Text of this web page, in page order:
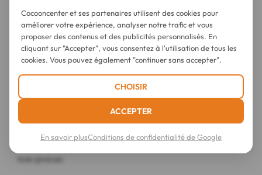
Cocooncenter et ses partenaires utilisent des cookies pour
améliorer votre expérience, analyser notre trafic et vous
proposer des contenus et des publicités personnalisés. En
cliquant sur "Accepter", vous consentez à l'utilisation de tous les
cookies. Vous pouvez également "continuer sans accepter".
CHOISIR
ACCEPTER
En savoir plusConditions de confidentialité de Google